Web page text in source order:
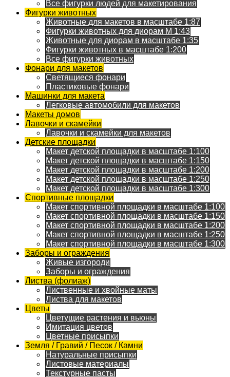
Все фигурки людей для макетирования
Фигурки животных
Животные для макетов в масштабе 1:87
Фигурки животных для диорам М 1:43
Животные для диорам в масштабе 1:35
Фигурки животных в масштабе 1:200
Все фигурки животных
Фонари для макетов
Светящиеся фонари
Пластиковые фонари
Машинки для макета
Легковые автомобили для макетов
Макеты домов
Лавочки и скамейки
Лавочки и скамейки для макетов
Детские площадки
Макет детской площадки в масштабе 1:100
Макет детской площадки в масштабе 1:150
Макет детской площадки в масштабе 1:200
Макет детской площадки в масштабе 1:250
Макет детской площадки в масштабе 1:300
Спортивные площадки
Макет спортивной площадки в масштабе 1:100
Макет спортивной площадки в масштабе 1:150
Макет спортивной площадки в масштабе 1:200
Макет спортивной площадки в масштабе 1:250
Макет спортивной площадки в масштабе 1:300
Заборы и ограждения
Живые изгороди
Заборы и ограждения
Листва (фолиаж)
Лиственные и хвойные маты
Листва для макетов
Цветы
Цветущие растения и вьюны
Имитация цветов
Цветные присыпки
Земля / Гравий / Песок / Камни
Натуральные присыпки
Листовые материалы
Текстурные пасты